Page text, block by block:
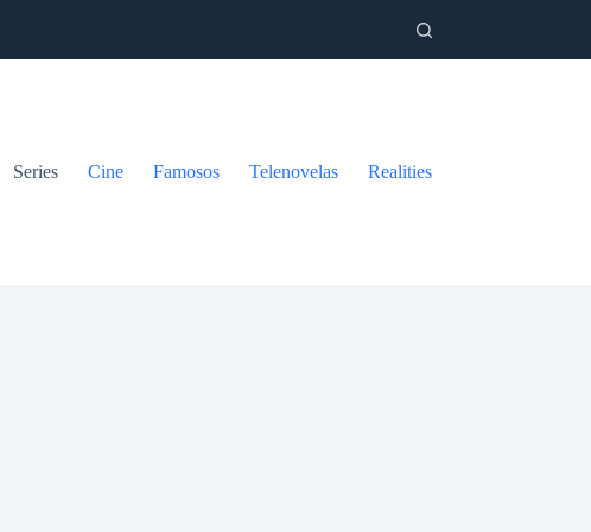
Series Cine Famosos Telenovelas Realities